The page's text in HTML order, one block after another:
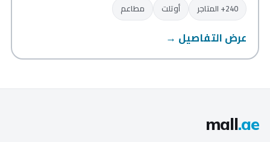
240+ المتاجر أوتلت مطاعم
عرض التفاصيل →
mall.ae